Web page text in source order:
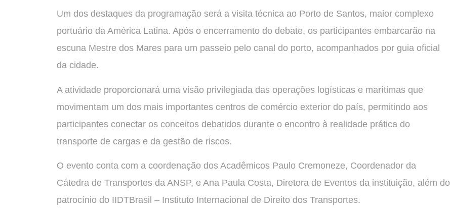
Um dos destaques da programação será a visita técnica ao Porto de Santos, maior complexo
portuário da América Latina. Após o encerramento do debate, os participantes embarcarão na
escuna Mestre dos Mares para um passeio pelo canal do porto, acompanhados por guia oficial
da cidade.
A atividade proporcionará uma visão privilegiada das operações logísticas e marítimas que
movimentam um dos mais importantes centros de comércio exterior do país, permitindo aos
participantes conectar os conceitos debatidos durante o encontro à realidade prática do
transporte de cargas e da gestão de riscos.
O evento conta com a coordenação dos Acadêmicos Paulo Cremoneze, Coordenador da
Cátedra de Transportes da ANSP, e Ana Paula Costa, Diretora de Eventos da instituição, além do
patrocínio do IIDTBrasil – Instituto Internacional de Direito dos Transportes.